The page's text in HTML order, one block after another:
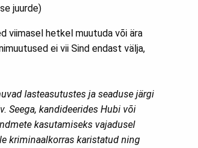
juurde)
viimasel hetkel muutuda või ära
ei vii Sind endast välja,
lasteasutustes ja seaduse järgi
Seega, kandideerides Hubi või
kasutamiseks vajadusel
kriminaalkorras karistatud ning